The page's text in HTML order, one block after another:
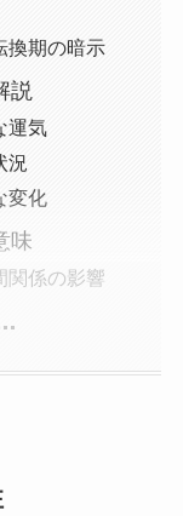
換期の暗示
説
運気
況
変化
味
関係の影響